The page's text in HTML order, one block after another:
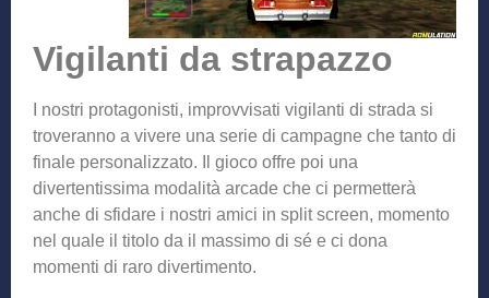
Vigilanti da strapazzo
I nostri protagonisti, improvvisati vigilanti di strada si
troveranno a vivere una serie di campagne che tanto di
finale personalizzato. Il gioco offre poi una
divertentissima modalità arcade che ci permetterà
anche di sfidare i nostri amici in split screen, momento
nel quale il titolo da il massimo di sé e ci dona
momenti di raro divertimento.